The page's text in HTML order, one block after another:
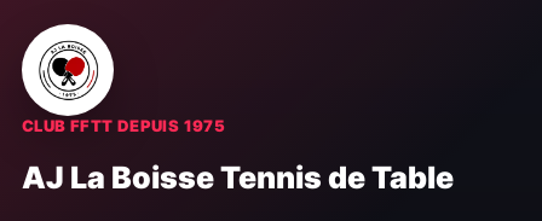
CLUB FFTT DEPUIS 1975
AJ La Boisse Tennis de Table